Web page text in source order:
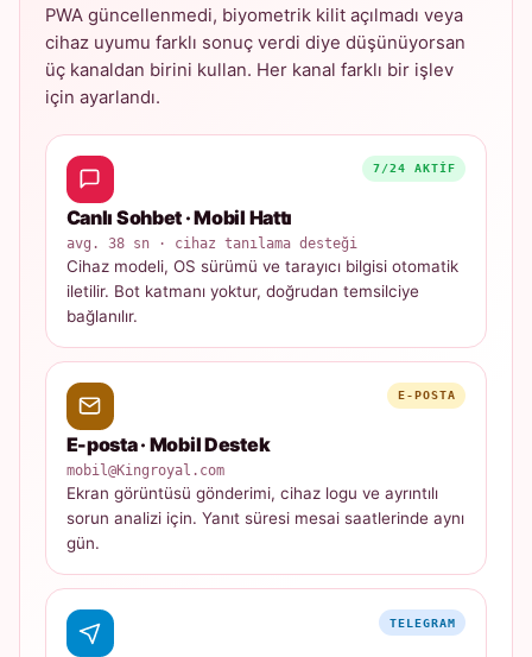
PWA güncellenmedi, biyometrik kilit açılmadı veya
cihaz uyumu farklı sonuç verdi diye düşünüyorsan
üç kanaldan birini kullan. Her kanal farklı bir işlev
için ayarlandı.
7/24 AKTIF
Canlı Sohbet · Mobil Hattı
avg. 38 sn · cihaz tanılama desteği
Cihaz modeli, OS sürümü ve tarayıcı bilgisi otomatik
iletilir. Bot katmanı yoktur, doğrudan temsilciye
bağlanılır.
E-POSTA
E-posta · Mobil Destek
mobil@Kingroyal.com
Ekran görüntüsü gönderimi, cihaz logu ve ayrıntılı
sorun analizi için. Yanıt süresi mesai saatlerinde aynı
gün.
TELEGRAM